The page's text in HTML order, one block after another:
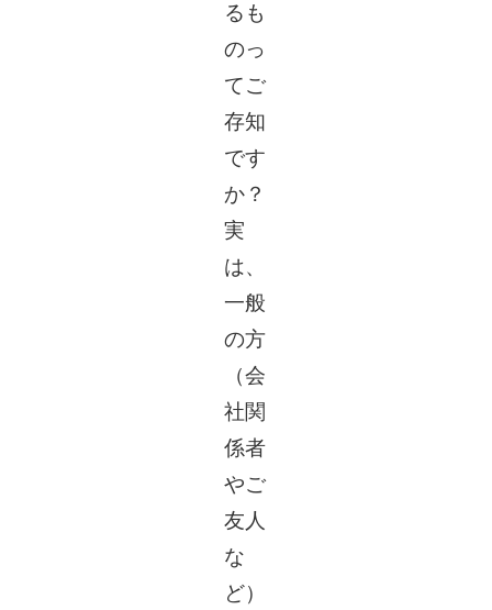
るも
のっ
てご
存知
です
か？
実
は、
一般
の方
（会
社関
係者
やご
友人
な
ど）